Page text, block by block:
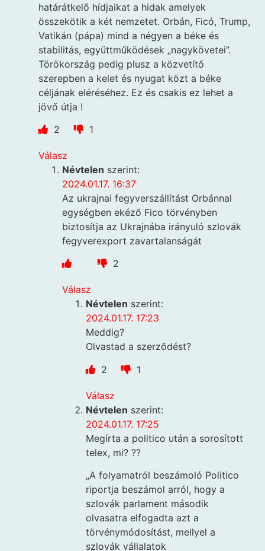
határátkelő hídjaikat a hidak amelyek
összekötik a két nemzetet. Orbán, Ficó, Trump,
Vatikán (pápa) mind a négyen a béke és
stabilitás, együttműködések „nagykövetei”.
Törökország pedig plusz a közvetítő
szerepben a kelet és nyugat közt a béke
céljának eléréséhez. Ez és csakis ez lehet a
jövő útja !
2
1
Válasz
Névtelen szerint:
2024.01.17. 16:37
Az ukrajnai fegyverszállítást Orbánnal
egységben ekéző Fico törvényben
biztosítja az Ukrajnába irányuló szlovák
fegyverexport zavartalanságát
2
Válasz
Névtelen szerint:
2024.01.17. 17:23
Meddig?
Olvastad a szerződést?
2
1
Válasz
Névtelen szerint:
2024.01.17. 17:25
Megírta a politico után a sorosított
telex, mi? ??
„A folyamatról beszámoló Politico
riportja beszámol arról, hogy a
szlovák parlament második
olvasatra elfogadta azt a
törvénymódosítást, mellyel a
szlovák vállalatok